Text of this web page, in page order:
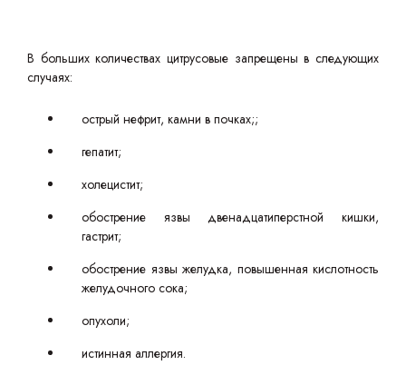
В больших количествах цитрусовые запрещены в следующих
случаях:
острый нефрит, камни в почках;;
гепатит;
холецистит;
обострение язвы двенадцатиперстной кишки,
гастрит;
обострение язвы желудка, повышенная кислотность
желудочного сока;
опухоли;
истинная аллергия.